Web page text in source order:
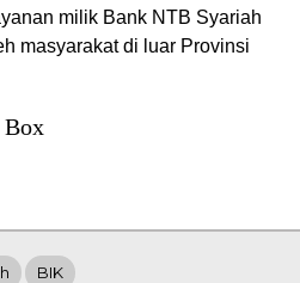
milik Bank NTB Syariah
masyarakat di luar Provinsi
Box
BIK